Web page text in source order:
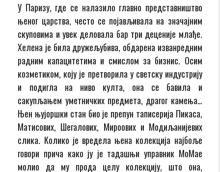
У Паризу, где се налазило главно представништво
њеног царства, често се појављивала на значајним
скуповима и увек деловала бар три деценије млађе.
Хелена је била дружељубива, обдарена изванредним
радним капацитетима и смислом за бизнис. Осим
козметиком, коју је претворила у светску индустрију
и подигла на ниво култа, она се бавила и
сакупљањем уметничких предмета, драгог камења…
Њен њујоршки стан био је препун таписерија Пикаса,
Матисових, Шегалових, Мироових и Модиљанијевих
слика. Колико је вредела њена колекција најбоље
говори прича како ју је тадашњи управник МоМае
молио да му прода целу колекцију, што она,